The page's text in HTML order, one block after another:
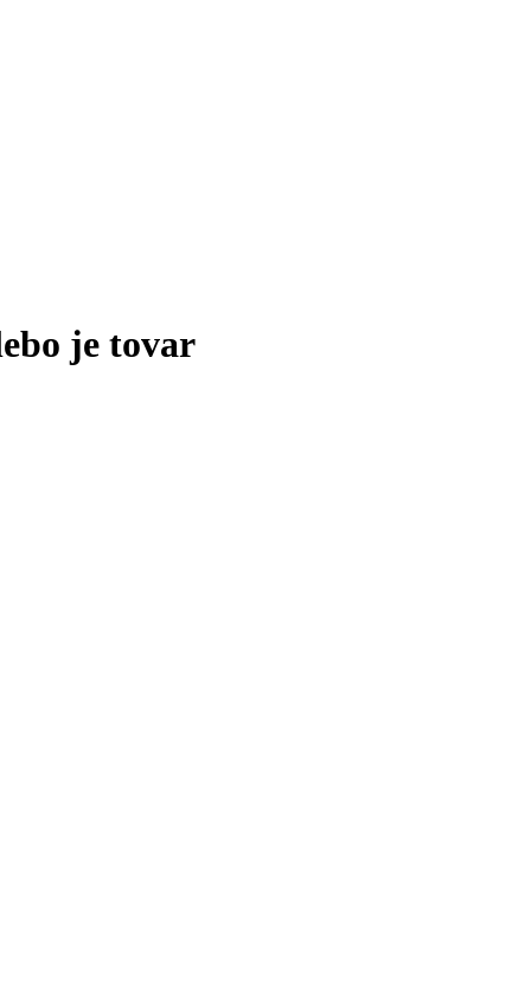
je tovar